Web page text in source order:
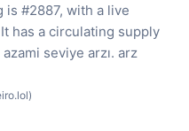
is #2887, with a live
It has a circulating supply
azami seviye arzı. arz